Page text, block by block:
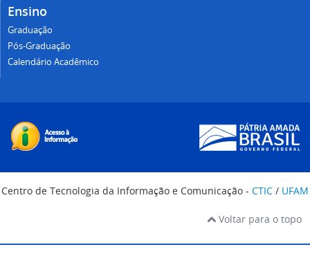
Ensino
Graduação
Pós-Graduação
Calendário Acadêmico
Centro de Tecnologia da Informação e Comunicação - CTIC / UFAM
Voltar para o topo